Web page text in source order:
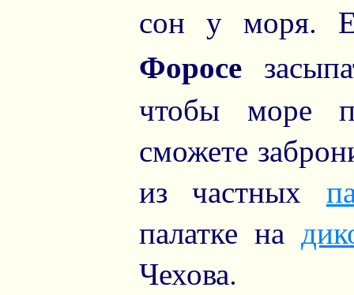
сон у моря.
Форосе
чтобы море
сможете
из частных
палатке на
Чехова.